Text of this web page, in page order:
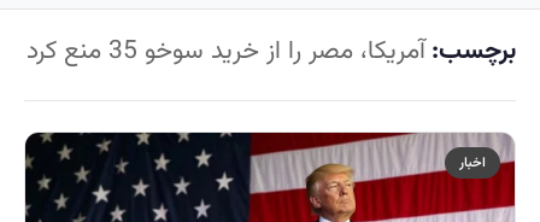
برچسب:آمريکا، مصر را از خريد سوخو 35 منع کرد
اخبار